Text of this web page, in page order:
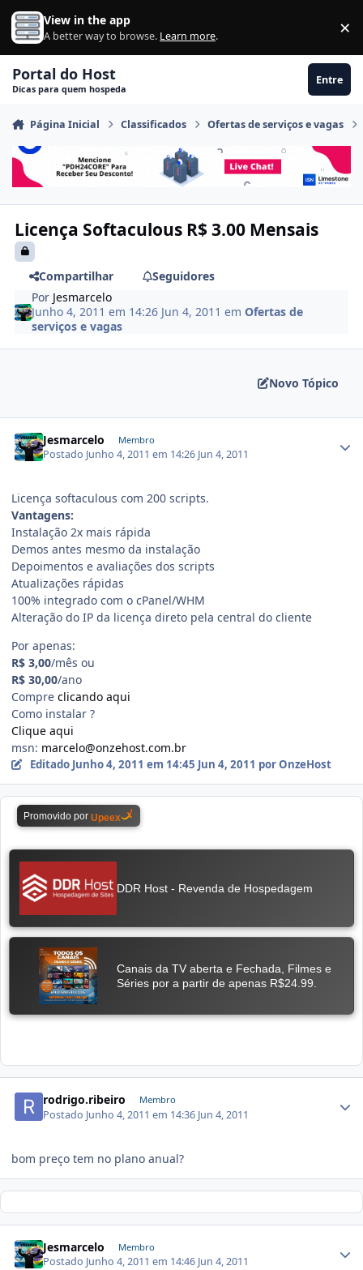
Ir para conteúdo
View in the app
A better way to browse. Learn more. ×
Portal do Host
Dicas para quem hospeda
Entre
Página Inicial Classificados Ofertas de serviços e vagas
Licença Softaculous R$ 3.00 Mensais
Compartilhar
Seguidores
Por Jesmarcelo
Junho 4, 2011 em 14:26 Jun 4, 2011 emOfertas de
serviços e vagas
Novo Tópico
Jesmarcelo Membro
Postado Junho 4, 2011 em 14:26 Jun 4, 2011
Licença softaculous com 200 scripts.
Vantagens:
Instalação 2x mais rápida
Demos antes mesmo da instalação
Depoimentos e avaliações dos scripts
Atualizações rápidas
100% integrado com o cPanel/WHM
Alteração do IP da licença direto pela central do cliente
Por apenas:
R$ 3,00/mês ou
R$ 30,00/ano
Compre clicando aqui
Como instalar ?
Clique aqui
msn: marcelo@onzehost.com.br
Editado Junho 4, 2011 em 14:45 Jun 4, 2011 por OnzeHost
rodrigo.ribeiro Membro
Postado Junho 4, 2011 em 14:36 Jun 4, 2011
bom preço tem no plano anual?
Jesmarcelo Membro
Postado Junho 4, 2011 em 14:46 Jun 4, 2011